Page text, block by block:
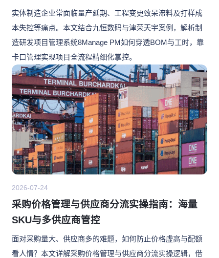
实体制造企业常面临量产延期、工程变更致呆滞料及打样成
本失控等痛点。本文结合九恒数码与津荣天宇案例，解析制
造研发项目管理系统8Manage PM如何穿透BOM与工时，靠
卡口管理实现项目全流程精细化掌控。
2026-07-24
采购价格管理与供应商分流实操指南：海量
SKU与多供应商管控
面对采购量大、供应商多的难题，如何防止价格虚高与配额
看人情？本文详解采购价格管理与供应商分流实操逻辑，借